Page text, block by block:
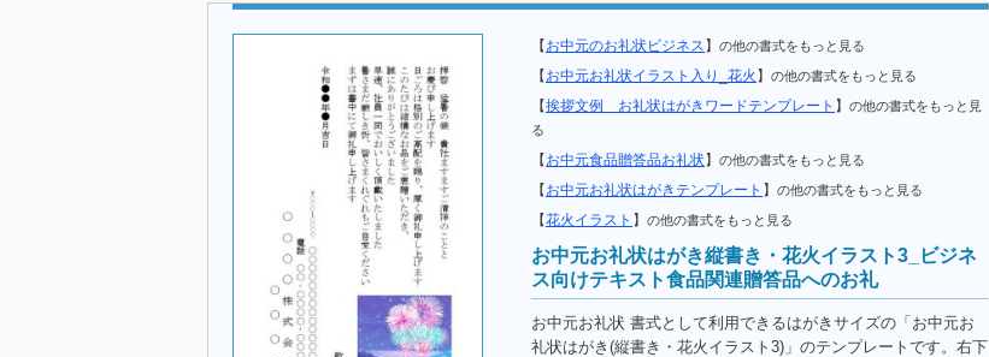
【お中元のお礼状ビジネス 】 の他の書式をもっと見る
【お中元お礼状イラスト入り_花火 】 の他の書式をもっと見る
【挨拶文例 お礼状はがきワードテンプレート 】 の他の書式をもっと見
る
【お中元食品贈答品お礼状】 の他の書式をもっと見る
【お中元お礼状はがきテンプレート 】 の他の書式をもっと見る
【花火イラスト 】 の他の書式をもっと見る
お中元お礼状はがき縦書き・花火イラスト3_ビジネ
ス向けテキスト食品関連贈答品へのお礼
お中元お礼状 書式として利用できるはがきサイズの「お中元お
礼状はがき(縦書き・花火イラスト3)」のテンプレートです。右下